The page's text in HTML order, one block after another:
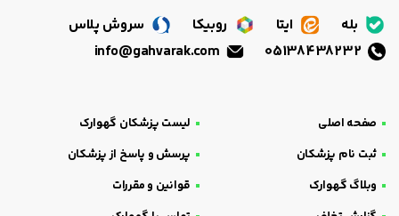
بله ایتا روبیکا
سروش پلاس
صفحه اصلی
لیست پزشکان گهوارک
ثبت نام پزشکان
پرسش و پاسخ از پزشکان
وبلاگ گهوارک
قوانین و مقررات